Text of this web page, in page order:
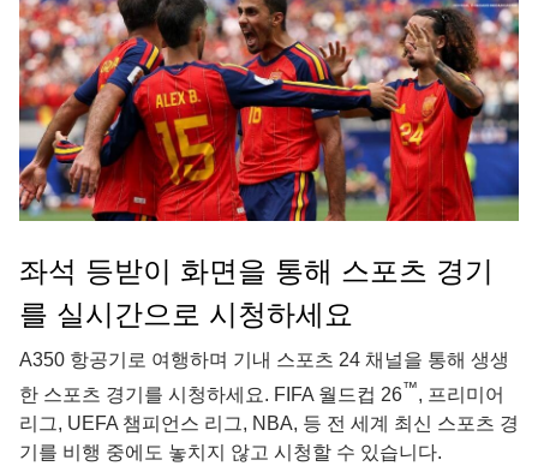
좌석 등받이 화면을 통해 스포츠 경기
를 실시간으로 시청하세요
A350 항공기로 여행하며 기내 스포츠 24 채널을 통해 생생
한 스포츠 경기를 시청하세요. FIFA 월드컵 26™, 프리미어
리그, UEFA 챔피언스 리그, NBA, 등 전 세계 최신 스포츠 경
기를 비행 중에도 놓치지 않고 시청할 수 있습니다.